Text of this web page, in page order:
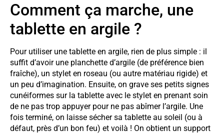
Comment ça marche, une
tablette en argile ?
Pour utiliser une tablette en argile, rien de plus simple : il
suffit d’avoir une planchette d’argile (de préférence bien
fraîche), un stylet en roseau (ou autre matériau rigide) et
un peu d’imagination. Ensuite, on grave ses petits signes
cunéiformes sur la tablette avec le stylet en prenant soin
de ne pas trop appuyer pour ne pas abîmer l’argile. Une
fois terminé, on laisse sécher sa tablette au soleil (ou à
défaut, près d’un bon feu) et voilà ! On obtient un support